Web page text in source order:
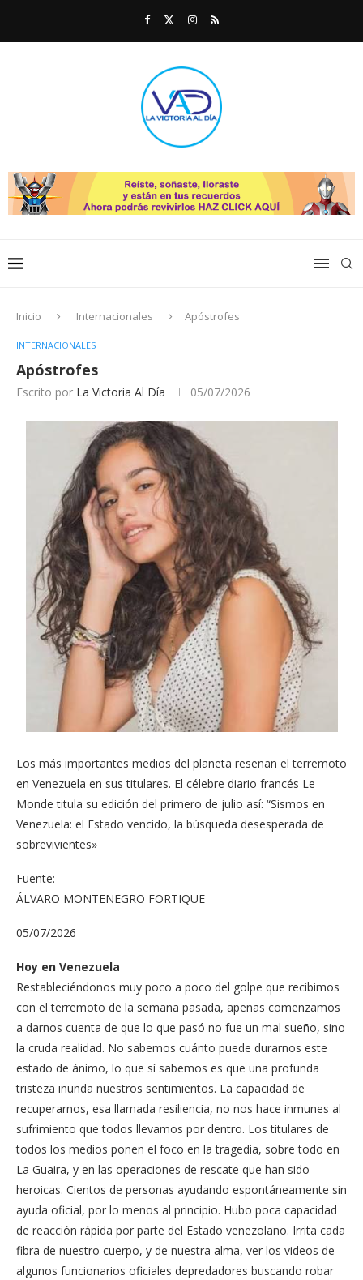
Inicio Internacionales Apóstrofes
INTERNACIONALES
Apóstrofes
Escrito por La Victoria Al Día 05/07/2026
Los más importantes medios del planeta reseñan el terremoto
en Venezuela en sus titulares. El célebre diario francés Le
Monde titula su edición del primero de julio así: “Sismos en
Venezuela: el Estado vencido, la búsqueda desesperada de
sobrevivientes»
Fuente:
ÁLVARO MONTENEGRO FORTIQUE
05/07/2026
Hoy en Venezuela
Restableciéndonos muy poco a poco del golpe que recibimos
con el terremoto de la semana pasada, apenas comenzamos
a darnos cuenta de que lo que pasó no fue un mal sueño, sino
la cruda realidad. No sabemos cuánto puede durarnos este
estado de ánimo, lo que sí sabemos es que una profunda
tristeza inunda nuestros sentimientos. La capacidad de
recuperarnos, esa llamada resiliencia, no nos hace inmunes al
sufrimiento que todos llevamos por dentro. Los titulares de
todos los medios ponen el foco en la tragedia, sobre todo en
La Guaira, y en las operaciones de rescate que han sido
heroicas. Cientos de personas ayudando espontáneamente sin
ayuda oficial, por lo menos al principio. Hubo poca capacidad
de reacción rápida por parte del Estado venezolano. Irrita cada
fibra de nuestro cuerpo, y de nuestra alma, ver los videos de
algunos funcionarios oficiales depredadores buscando robar